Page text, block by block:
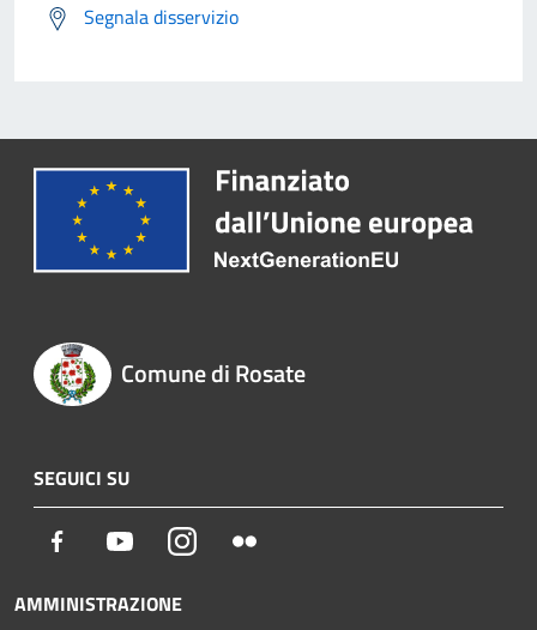
Segnala disservizio
Comune di Rosate
SEGUICI SU
Facebook YoutubeInstagram
AMMINISTRAZIONE